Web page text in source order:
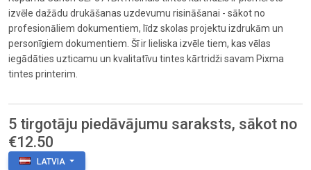
izvēle dažādu drukāšanas uzdevumu risināšanai - sākot no
profesionāliem dokumentiem, līdz skolas projektu izdrukām un
personīgiem dokumentiem. Šī ir lieliska izvēle tiem, kas vēlas
iegādāties uzticamu un kvalitatīvu tintes kārtridži savam Pixma
tintes printerim.
5 tirgotāju piedāvājumu saraksts, sākot no
€12.50
LATVIA